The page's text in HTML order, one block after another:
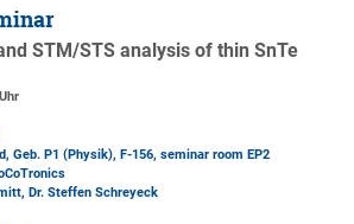
STM/STS analysis of thin SnTe
Geb. P1 (Physik), F-156, seminar room EP2
Dr. Steffen Schreyeck